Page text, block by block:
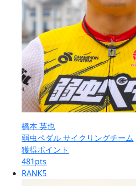
橋本 英也
弱虫ペダル サイクリングチーム
獲得ポイント
481pts
RANK5